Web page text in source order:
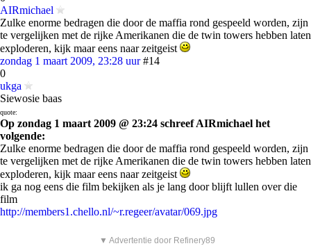
AIRmichael
Zulke enorme bedragen die door de maffia rond gespeeld worden, zijn
te vergelijken met de rijke Amerikanen die de twin towers hebben laten
exploderen, kijk maar eens naar zeitgeist
zondag 1 maart 2009, 23:28 uur #14
0
ukga
Siewosie baas
quote:
Op zondag 1 maart 2009 @ 23:24 schreef AIRmichael het
volgende:
Zulke enorme bedragen die door de maffia rond gespeeld worden, zijn
te vergelijken met de rijke Amerikanen die de twin towers hebben laten
exploderen, kijk maar eens naar zeitgeist
ik ga nog eens die film bekijken als je lang door blijft lullen over die
film
http://members1.chello.nl/~r.regeer/avatar/069.jpg
▼ Advertentie door Refinery89